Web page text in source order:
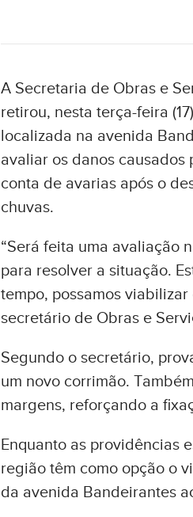
A Secretaria de Obras e
retirou, nesta terça-feira
localizada na avenida
avaliar os danos
conta de avarias após o
chuvas.
“Será feita uma avaliação
para resolver a situação.
tempo, possamos
secretário de Obras e
Segundo o secretário,
um novo corrimão.
margens, reforçando a
Enquanto as providências
região têm como opção o
da avenida Bandeirantes